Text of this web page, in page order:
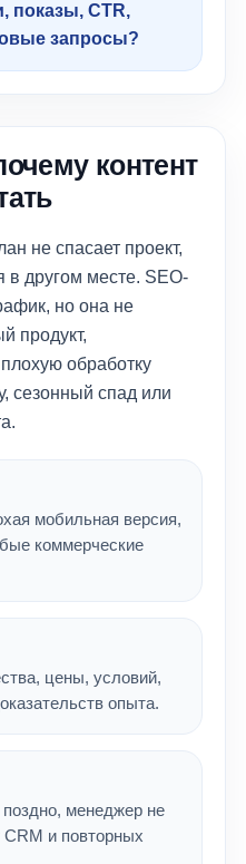
показы, CTR,
запросы?
контент
не спасает проект,
в другом месте. SEO-
но она не
продукт,
обработку
сезонный спад или
мобильная версия,
коммерческие
цены, условий,
опыта.
менеджер не
CRM и повторных